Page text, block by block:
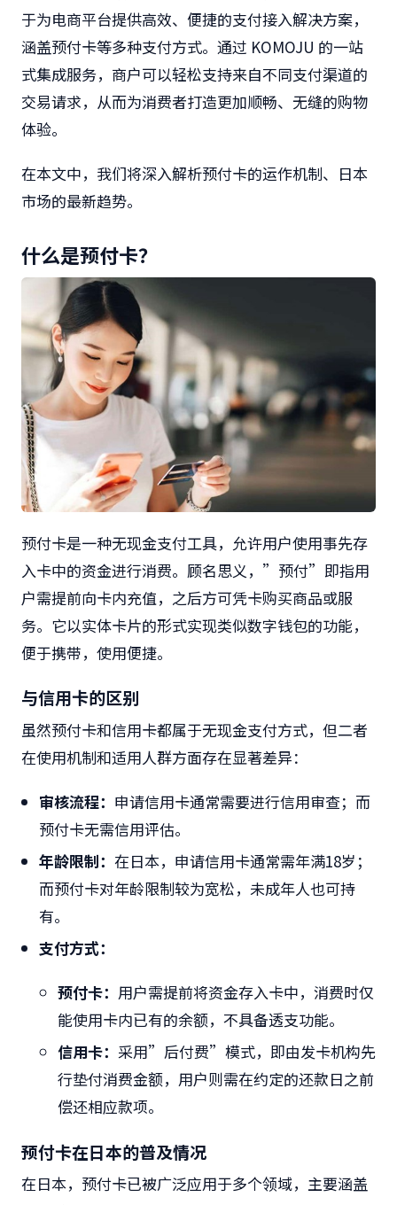
于为电商平台提供高效、便捷的支付接入解决方案，
涵盖预付卡等多种支付方式。通过 KOMOJU 的一站
式集成服务，商户可以轻松支持来自不同支付渠道的
交易请求，从而为消费者打造更加顺畅、无缝的购物
体验。
在本文中，我们将深入解析预付卡的运作机制、日本
市场的最新趋势。
什么是预付卡？
预付卡是一种无现金支付工具，允许用户使用事先存
入卡中的资金进行消费。顾名思义，”预付”即指用
户需提前向卡内充值，之后方可凭卡购买商品或服
务。它以实体卡片的形式实现类似数字钱包的功能，
便于携带，使用便捷。
与信用卡的区别
虽然预付卡和信用卡都属于无现金支付方式，但二者
在使用机制和适用人群方面存在显著差异：
审核流程： 申请信用卡通常需要进行信用审查；而
预付卡无需信用评估。
年龄限制：在日本，申请信用卡通常需年满18岁；
而预付卡对年龄限制较为宽松，未成年人也可持
有。
支付方式：
预付卡： 用户需提前将资金存入卡中，消费时仅
能使用卡内已有的余额，不具备透支功能。
信用卡： 采用”后付费”模式，即由发卡机构先
行垫付消费金额，用户则需在约定的还款日之前
偿还相应款项。
预付卡在日本的普及情况
在日本，预付卡已被广泛应用于多个领域，主要涵盖